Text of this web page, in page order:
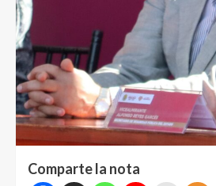
Comparte la nota